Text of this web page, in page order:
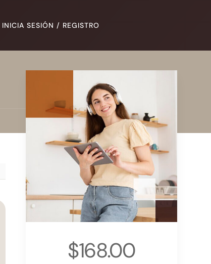
INICIA SESIÓN / REGISTRO
$168.00